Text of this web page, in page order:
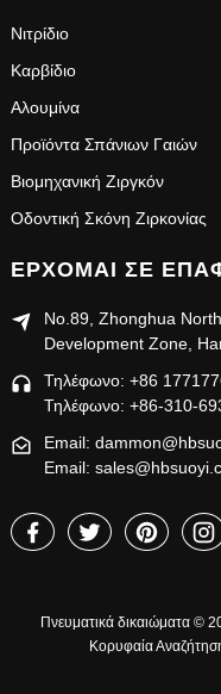
Νιτρίδιο
Καρβίδιο
Αλουμίνα
Προϊόντα Σπάνιων Γαιών
Βιομηχανική Ζιργκόν
Οδοντική Σκόνη Ζιρκονίας
ΕΡΧΟΜΑΙ ΣΕ
No.89, Zhonghua
Development Zone,
Τηλέφωνο: +86
Τηλέφωνο: +86-310-
Email:
Email:
Πνευματικά δικαιώματα ©
Κορυφαία